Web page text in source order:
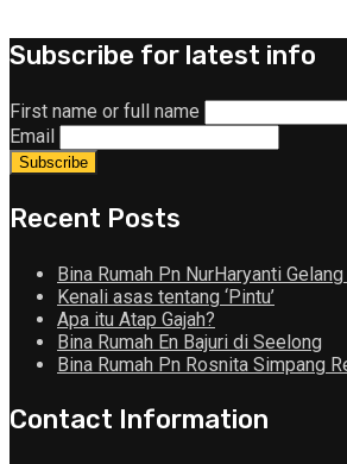
Subscribe for latest info
First name or full name
Email
Recent Posts
Bina Rumah Pn NurHaryanti
Kenali asas tentang ‘Pintu’
Apa itu Atap Gajah?
Bina Rumah En Bajuri di Seelong
Bina Rumah Pn Rosnita Simpang
Contact Information